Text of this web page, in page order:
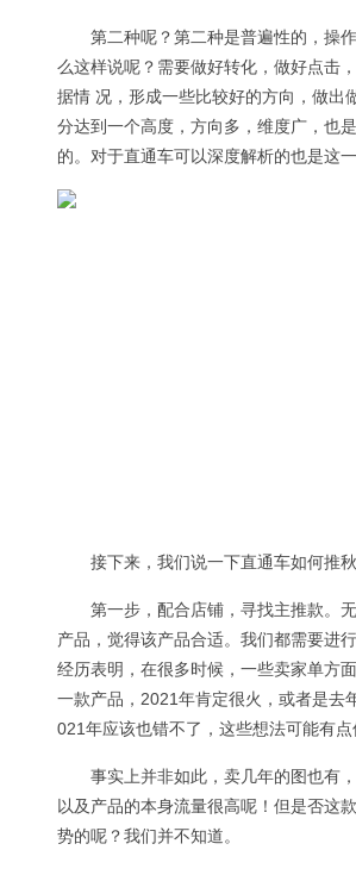
第二种呢？第二种是普遍性的，操
么这样说呢？需要做好转化，做好点击
据情 况，形成一些比较好的方向，做出
分达到一个高度，方向多，维度广，也
的。对于直通车可以深度解析的也是这一
接下来，我们说一下直通车如何推秋
第一步，配合店铺，寻找主推款。
产品，觉得该产品合适。我们都需要进
经历表明，在很多时候，一些卖家单方
一款产品，2021年肯定很火，或者是去
021年应该也错不了，这些想法可能有点
事实上并非如此，卖几年的图也有
以及产品的本身流量很高呢！但是否这
势的呢？我们并不知道。